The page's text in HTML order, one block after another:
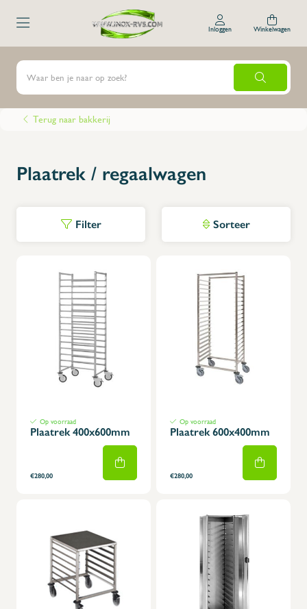
Inloggen Winkelwagen
Terug naar bakkerij
Plaatrek / regaalwagen
Filter Sorteer
Op voorraad
Plaatrek 400x600mm
€280,00
Op voorraad
Plaatrek 600x400mm
€280,00